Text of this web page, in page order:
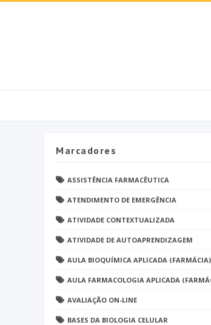
Marcadores
ASSISTÊNCIA FARMACÊUTICA
ATENDIMENTO DE EMERGÊNCIA
ATIVIDADE CONTEXTUALIZADA
ATIVIDADE DE AUTOAPRENDIZAGEM
AULA BIOQUÍMICA APLICADA (FARMÁCIA)
AULA FARMACOLOGIA APLICADA
AVALIAÇÃO ON-LINE
BASES DA BIOLOGIA CELULAR